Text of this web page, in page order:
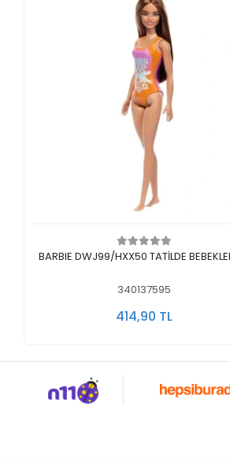
Sepete Ekle
BARBIE DWJ99/HXX50 TATİLDE
340137595
414,90 TL